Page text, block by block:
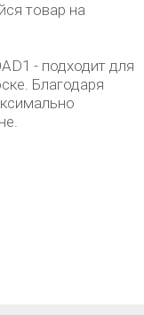
товар на
- подходит для
Благодаря